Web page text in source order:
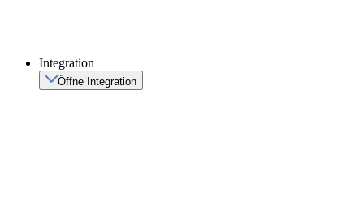
Integration
Öffne Integration